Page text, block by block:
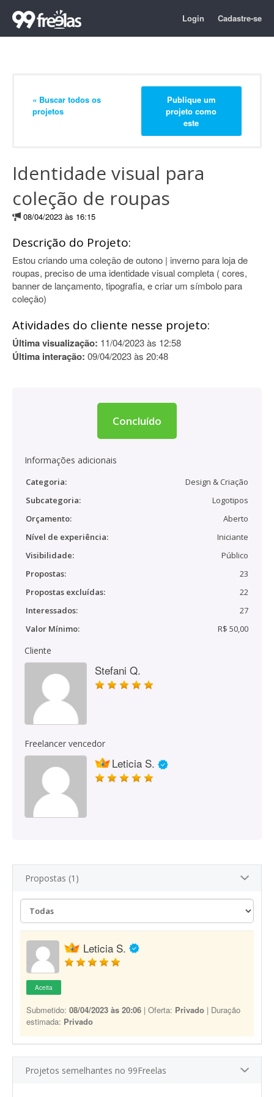
Login Cadastre-se
« Buscar todos os
projetos
Publique um
projeto como
este
Identidade visual para
coleção de roupas
08/04/2023 às 16:15
Descrição do Projeto:
Estou criando uma coleção de outono | inverno para loja de
roupas, preciso de uma identidade visual completa ( cores,
banner de lançamento, tipografia, e criar um símbolo para
coleção)
Atividades do cliente nesse projeto:
Última visualização: 11/04/2023 às 12:58
Última interação: 09/04/2023 às 20:48
Concluído
Informações adicionais
Categoria:
Design & Criação
Subcategoria:
Logotipos
Orçamento:
Aberto
Nível de experiência:
Iniciante
Visibilidade:
Público
Propostas:
23
Propostas excluídas:
22
Interessados:
27
Valor Mínimo:
R$ 50,00
Cliente
Stefani Q.
Freelancer vencedor
Leticia S.
Propostas (1)
Leticia S.
Aceita
Submetido: 08/04/2023 às 20:06 | Oferta: Privado | Duração
estimada: Privado
Projetos semelhantes no 99Freelas